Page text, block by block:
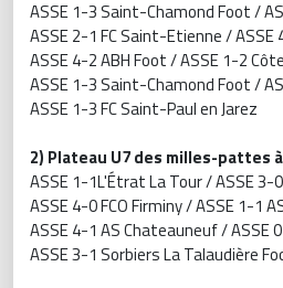
ASSE 1-3 Saint-Chamond Foot /
ASSE 2-1 FC Saint-Etienne / ASSE
ASSE 4-2 ABH Foot / ASSE 1-2
ASSE 1-3 Saint-Chamond Foot /
ASSE 1-3 FC Saint-Paul en Jarez
2) Plateau U7 des milles-pattes
ASSE 1-1L'Étrat La Tour / ASSE 3-
ASSE 4-0 FCO Firminy / ASSE 1-1
ASSE 4-1 AS Chateauneuf / ASSE
ASSE 3-1 Sorbiers La Talaudière